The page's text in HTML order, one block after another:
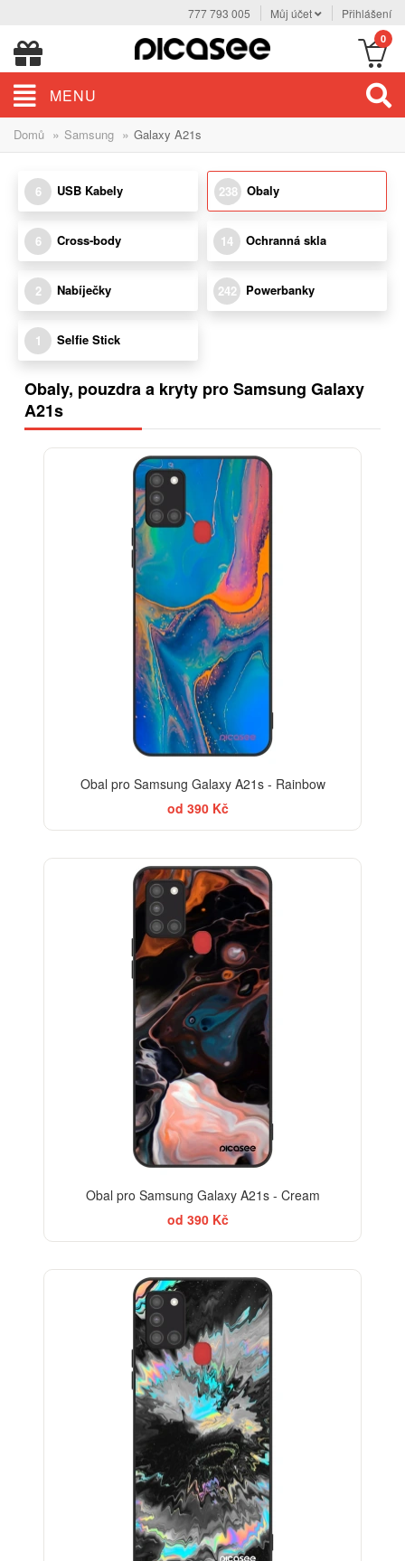
777 793 005 Můj účet Přihlášení
0
MENU
Domů » Samsung » Galaxy A21s
6 USB Kabely 238 Obaly
6 Cross-body 14 Ochranná skla
2 Nabíječky 242 Powerbanky
1 Selfie Stick
Obaly, pouzdra a kryty pro Samsung Galaxy
A21s
Obal pro Samsung Galaxy A21s - Rainbow
od 390 Kč
Obal pro Samsung Galaxy A21s - Cream
od 390 Kč